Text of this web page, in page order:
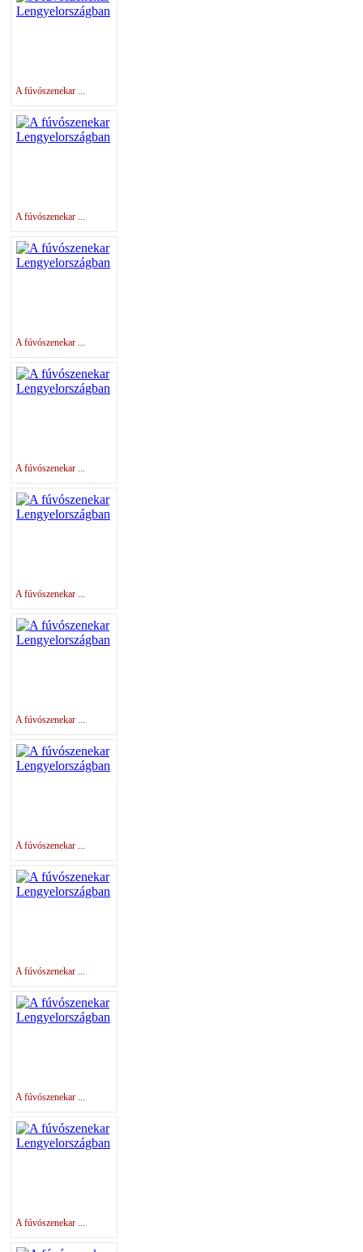
A fúvószenekar ...
A fúvószenekar ...
A fúvószenekar ...
A fúvószenekar ...
A fúvószenekar ...
A fúvószenekar ...
A fúvószenekar ...
A fúvószenekar ...
A fúvószenekar ...
A fúvószenekar ...